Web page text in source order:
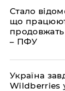
Стало
що
– ПФУ
Україна
Wildberries